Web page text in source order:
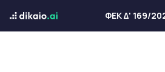
ΦΕΚ Δ' 169/